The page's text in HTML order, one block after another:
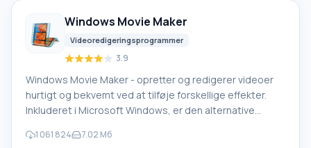
Windows Movie Maker
Videoredigeringsprogrammer
3.9
Windows Movie Maker - opretter og redigerer videoer
hurtigt og bekvemt ved at tilføje forskellige effekter.
Inkluderet i Microsoft Windows, er den alternative
Live-softwarepakke fra Microsoft. Funktioner i Windows
1 061 824 7.02 Мб